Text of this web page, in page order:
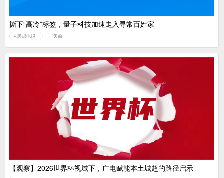
撕下“高冷”标签，量子科技加速走入寻常百姓家
人民邮电报 1天前
【观察】2026世界杯视域下，广电赋能本土城超的路径启示